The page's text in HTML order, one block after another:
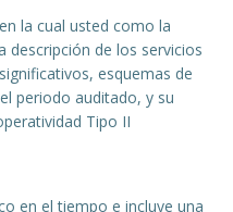
la cual usted como la
descripción de los servicios
esquemas de
periodo auditado, y su
Tipo II
en el tiempo e incluye una